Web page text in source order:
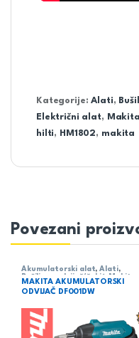
Kategorije:Alati,
Električni alat, Makita
hilti, HM1802, makita
Povezani
Akumulatorski alat,Alati,
Bušilica - odvijač/čekić,Makita
MAKITA AKUMULATORSKI
ODVIJAČ DF001DW